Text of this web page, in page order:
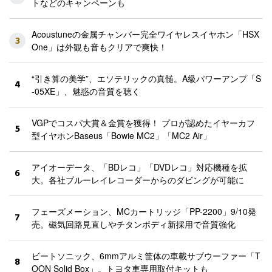
3
Acoustuneの金属チャンバー完全ワイヤレスイヤホン「HSX
One」は外観も音もクリアで爽快！
4
“引き算の美学”、エソテリックの真髄。A級パワーアンプ「S
-05XE」、魅惑の音質を聴く
5
VGPでコスパ大賞＆金賞を獲得！ プロが認めたイヤーカフ
型イヤホンBaseus「Bowie MC2」「MC2 Air」
6
アイオーデータ、「BDレコ」「DVDレコ」対応機種を拡
大。各社ブルーレイレコーダーからのダビングが可能に
7
フェーズメーション、MCカートリッジ「PP-2200」9/10発
売。磁気回路見直しやチタンボディ新採用で音質強化
8
ビートソニック、6mmアルミ筐体の車載サブウーファー「T
OON Solid Box」。トヨタ車専用取付キットも